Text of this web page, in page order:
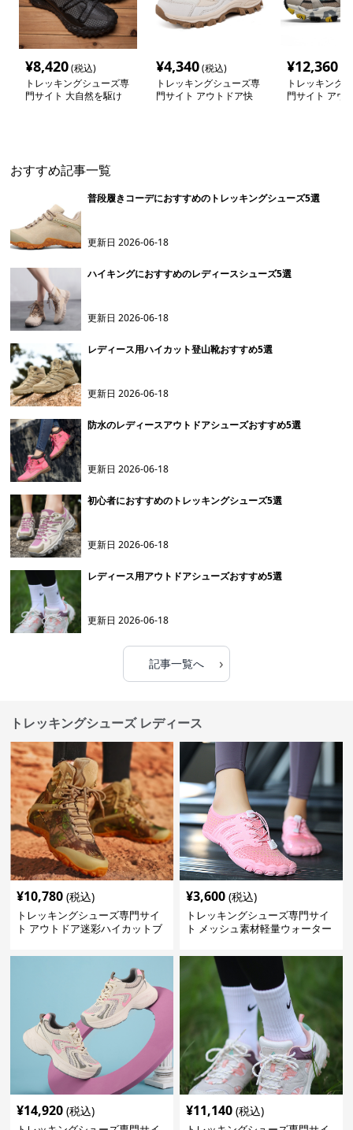
¥8,420(税込)
トレッキングシューズ専
門サイト 大自然を駆け
¥4,340(税込)
トレッキングシューズ専
門サイト アウトドア快
¥12,360
トレッキング
門サイト アウ
おすすめ記事一覧
普段履きコーデにおすすめのトレッキングシューズ5選
更新日2026-06-18
ハイキングにおすすめのレディースシューズ5選
更新日2026-06-18
レディース用ハイカット登山靴おすすめ5選
更新日2026-06-18
防水のレディースアウトドアシューズおすすめ5選
更新日2026-06-18
初心者におすすめのトレッキングシューズ5選
更新日2026-06-18
レディース用アウトドアシューズおすすめ5選
更新日2026-06-18
記事一覧へ ›
トレッキングシューズ レディース
¥10,780 (税込)
トレッキングシューズ専門サイ
ト アウトドア迷彩ハイカットブ
¥3,600 (税込)
トレッキングシューズ専門サイ
ト メッシュ素材軽量ウォーター
¥14,920 (税込) ¥11,140 (税込)